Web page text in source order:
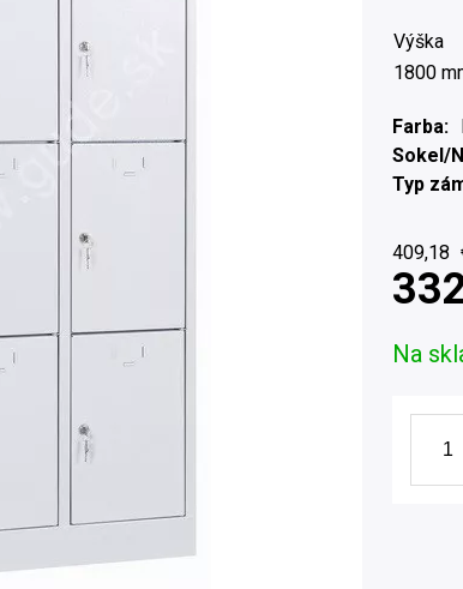
Výška
1800
Farba
Sokel/
Typ
409,18
Na